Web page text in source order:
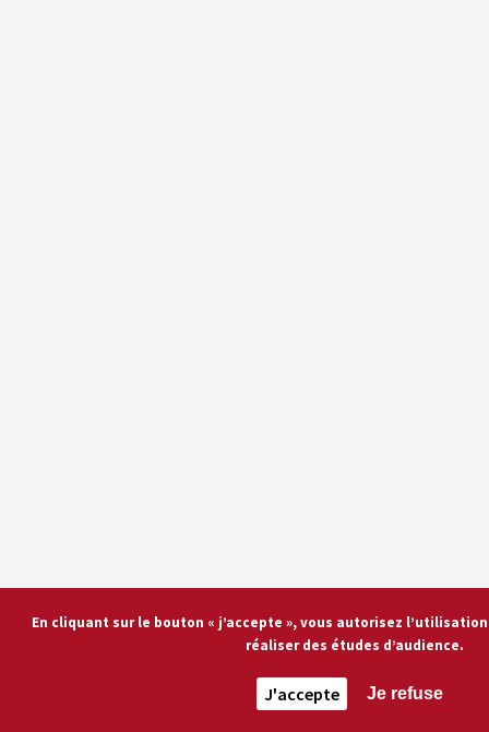
En cliquant sur le bouton « j’accepte », vous autorisez
réaliser des études d’audience.
J'accepte Je refuse